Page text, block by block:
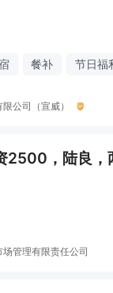
餐补 节日福
公司（宣威）
2500，陆良，
管理有限责任公司